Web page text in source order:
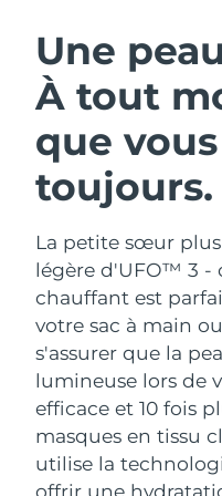
Une
À tout
que
toujours.
La petite sœur
légère d'UFO™ 3 -
chauffant est
votre sac à main
s'assurer que la
lumineuse lors de
efficace et 10 fois
masques en tissu
utilise la
offrir une
Nettoyage du visage
Anti-aging
LUNA™
Massage,
LUNA™
For men,
BEAR™
BEAR™
Hydratation
UFO™
Deep
UFO™ 3
Near-
device
issa™ 4
Hybrid
issa™ 4
Smart
FAQ™
Anti-âge
Autriche
Bahreïn
Belgique
Bermudes
Bosnie-Herzégovine
Brunei
Bulgarie
Canada
Chili